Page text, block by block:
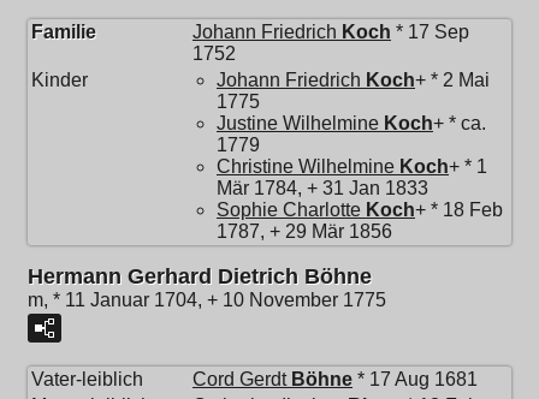
Familie Johann Friedrich Koch * 17 Sep
1752
Kinder
Johann Friedrich Koch+ * 2 Mai
1775
Justine Wilhelmine Koch+ * ca.
1779
Christine Wilhelmine Koch+ * 1
Mär 1784, + 31 Jan 1833
Sophie Charlotte Koch+ * 18 Feb
1787, + 29 Mär 1856
Hermann Gerhard Dietrich Böhne
m, * 11 Januar 1704, + 10 November 1775
Vater-leiblich Cord Gerdt Böhne * 17 Aug 1681